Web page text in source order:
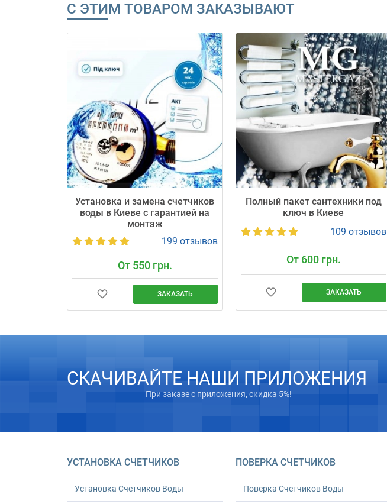
С ЭТИМ ТОВАРОМ ЗАКАЗЫВАЮТ
Установка и замена счетчиков
воды в Киеве с гарантией на
монтаж
199 отзывов
От 550 грн.
ЗАКАЗАТЬ
1 или 1 080 грн за 2; акт и проверка
Полный пакет сантехники под
ключ в Киеве
109 отзывов
От 600 грн.
ЗАКАЗАТЬ
месяца. Работы любой сложности.
СКАЧИВАЙТЕ НАШИ ПРИЛОЖЕНИЯ
При заказе с приложения, скидка 5%!
УСТАНОВКА СЧЕТЧИКОВ
Установка Счетчиков Воды
ПОВЕРКА СЧЕТЧИКОВ
Поверка Счетчиков Воды